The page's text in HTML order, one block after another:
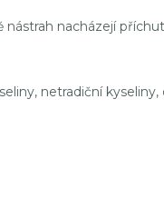
nacházejí
netradiční